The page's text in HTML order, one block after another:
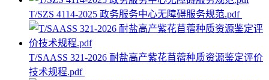
T/SZS 4114-2025 政务服务中心无障碍服务规范.pdf
T/SAASS 321-2026 耐盐高产紫花苜蓿种质资源鉴定评价
技术规程.pdf